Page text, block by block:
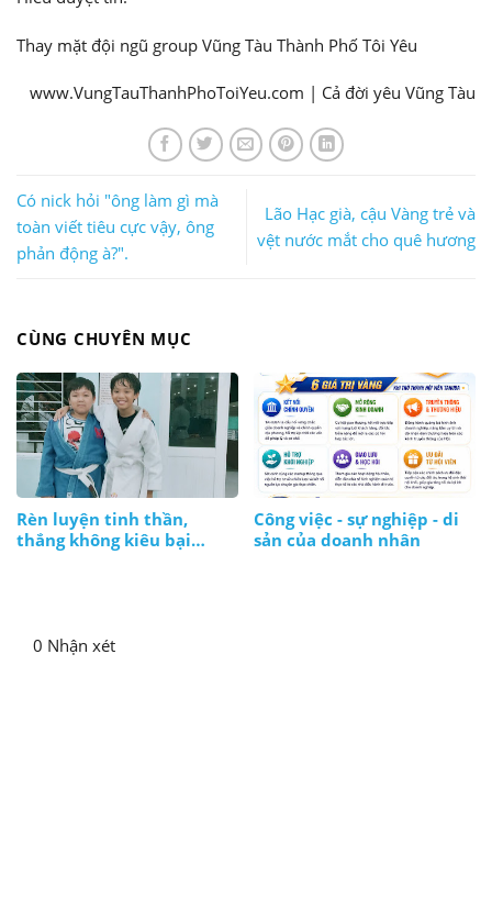
Thay mặt đội ngũ group Vũng Tàu Thành Phố Tôi Yêu
www.VungTauThanhPhoToiYeu.com | Cả đời yêu Vũng Tàu
Có nick hỏi "ông làm gì mà
toàn viết tiêu cực vậy, ông
phản động à?".
Lão Hạc già, cậu Vàng trẻ và
vệt nước mắt cho quê hương
CÙNG CHUYÊN MỤC
Rèn luyện tinh thần,
thắng không kiêu bại
Công việc - sự nghiệp - di
sản của doanh nhân
0 Nhận xét